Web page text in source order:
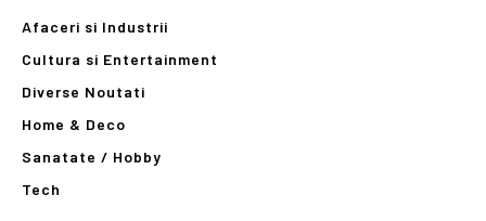
Afaceri si Industrii
Cultura si Entertainment
Diverse Noutati
Home & Deco
Sanatate / Hobby
Tech